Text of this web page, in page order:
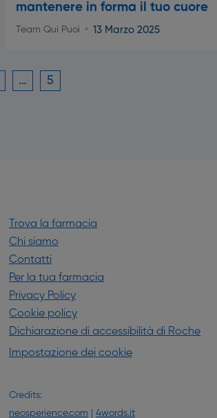
mantenere in forma il tuo cuore
Team Qui Puoi 13 Marzo 2025
… 5
finestra)
Trova la farmacia
Chi siamo
Contatti
Per la tua farmacia
Privacy Policy
Cookie policy
Dichiarazione di accessibilità di Roche
Impostazione dei cookie
Credits:
neosperience.com
4words.it